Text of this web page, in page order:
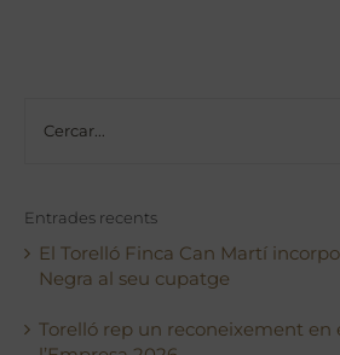
Entrades recents
El Torelló Finca Can Martí
Negra al seu cupatge
Torelló rep un reconeixement en